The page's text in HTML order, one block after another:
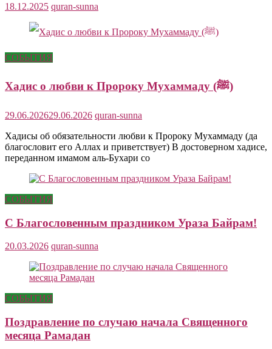
18.12.2025 quran-sunna
СОБЫТИЯ
Хадис о любви к Пророку Мухаммаду (ﷺ)
29.06.202629.06.2026 quran-sunna
Хадисы об обязательности любви к Пророку Мухаммаду (да
благословит его Аллах и приветствует) В достоверном хадисе,
переданном имамом аль-Бухари со
СОБЫТИЯ
С Благословенным праздником Ураза Байрам!
20.03.2026 quran-sunna
СОБЫТИЯ
Поздравление по случаю начала Священного
месяца Рамадан